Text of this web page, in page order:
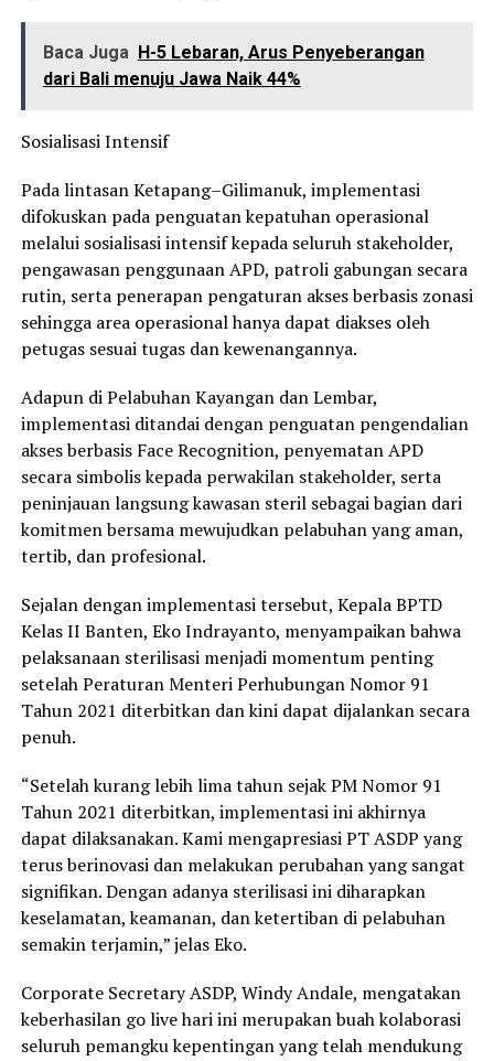
Baca Juga H-5 Lebaran, Arus Penyeberangan
dari Bali menuju Jawa Naik 44%
Sosialisasi Intensif
Pada lintasan Ketapang–Gilimanuk, implementasi
difokuskan pada penguatan kepatuhan operasional
melalui sosialisasi intensif kepada seluruh stakeholder,
pengawasan penggunaan APD, patroli gabungan secara
rutin, serta penerapan pengaturan akses berbasis zonasi
sehingga area operasional hanya dapat diakses oleh
petugas sesuai tugas dan kewenangannya.
Adapun di Pelabuhan Kayangan dan Lembar,
implementasi ditandai dengan penguatan pengendalian
akses berbasis Face Recognition, penyematan APD
secara simbolis kepada perwakilan stakeholder, serta
peninjauan langsung kawasan steril sebagai bagian dari
komitmen bersama mewujudkan pelabuhan yang aman,
tertib, dan profesional.
Sejalan dengan implementasi tersebut, Kepala BPTD
Kelas II Banten, Eko Indrayanto, menyampaikan bahwa
pelaksanaan sterilisasi menjadi momentum penting
setelah Peraturan Menteri Perhubungan Nomor 91
Tahun 2021 diterbitkan dan kini dapat dijalankan secara
penuh.
“Setelah kurang lebih lima tahun sejak PM Nomor 91
Tahun 2021 diterbitkan, implementasi ini akhirnya
dapat dilaksanakan. Kami mengapresiasi PT ASDP yang
terus berinovasi dan melakukan perubahan yang sangat
signifikan. Dengan adanya sterilisasi ini diharapkan
keselamatan, keamanan, dan ketertiban di pelabuhan
semakin terjamin,” jelas Eko.
Corporate Secretary ASDP, Windy Andale, mengatakan
keberhasilan go live hari ini merupakan buah kolaborasi
seluruh pemangku kepentingan yang telah mendukung